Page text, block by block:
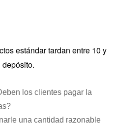
estándar tardan entre 10 y
los clientes pagar la
una cantidad razonable